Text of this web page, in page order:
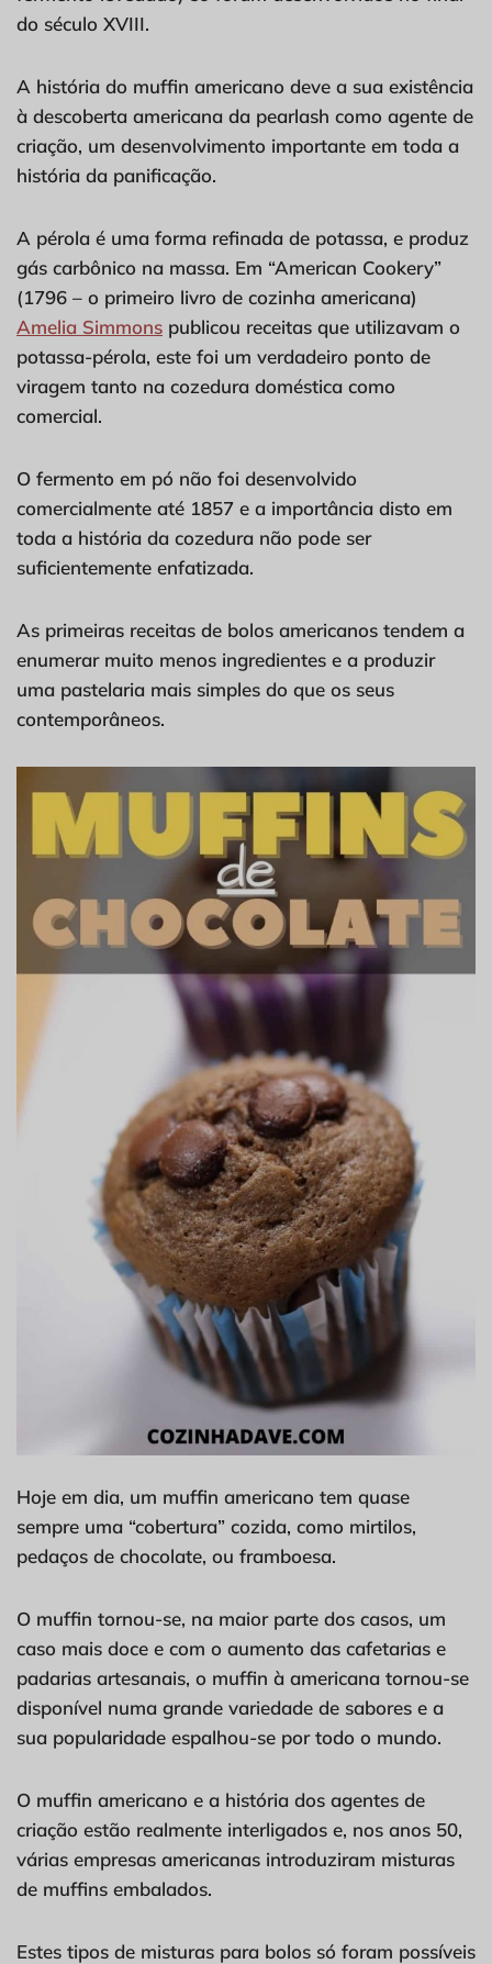
do século XVIII.
A história do muffin americano deve a sua existência
à descoberta americana da pearlash como agente de
criação, um desenvolvimento importante em toda a
história da panificação.
A pérola é uma forma refinada de potassa, e produz
gás carbônico na massa. Em “American Cookery”
(1796 – o primeiro livro de cozinha americana)
Amelia Simmons publicou receitas que utilizavam o
potassa-pérola, este foi um verdadeiro ponto de
viragem tanto na cozedura doméstica como
comercial.
O fermento em pó não foi desenvolvido
comercialmente até 1857 e a importância disto em
toda a história da cozedura não pode ser
suficientemente enfatizada.
As primeiras receitas de bolos americanos tendem a
enumerar muito menos ingredientes e a produzir
uma pastelaria mais simples do que os seus
contemporâneos.
Hoje em dia, um muffin americano tem quase
sempre uma “cobertura” cozida, como mirtilos,
pedaços de chocolate, ou framboesa.
O muffin tornou-se, na maior parte dos casos, um
caso mais doce e com o aumento das cafetarias e
padarias artesanais, o muffin à americana tornou-se
disponível numa grande variedade de sabores e a
sua popularidade espalhou-se por todo o mundo.
O muffin americano e a história dos agentes de
criação estão realmente interligados e, nos anos 50,
várias empresas americanas introduziram misturas
de muffins embalados.
Estes tipos de misturas para bolos só foram possíveis